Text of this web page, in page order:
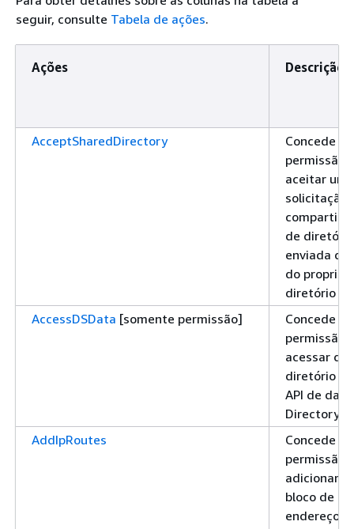
seguir, consulte Tabela de ações.
Ações Descrição
AcceptSharedDirectory
Concede
permissão
aceitar uma
solicitação
de diretório
enviada da
do
diretório
AccessDSData [somente permissão]
Concede
permissão
acessar
diretório
API de
Directory
AddIpRoutes
Concede
permissão
adicionar
bloco de
endereços